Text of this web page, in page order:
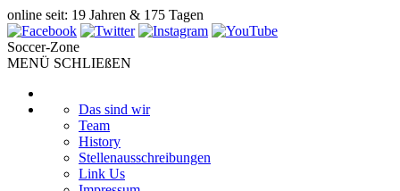
online seit: 19 Jahren & 175 Tagen
Soccer-Zone
MENÜ SCHLIEßEN
Das sind wir
Team
History
Stellenausschreibungen
Link Us